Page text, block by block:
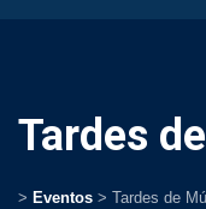
> Eventos > Tardes de
Tardes